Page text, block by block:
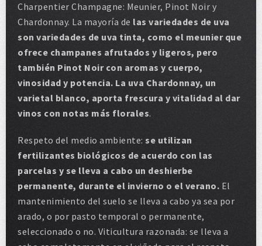
Charpentier Champagne: Meunier, Pinot Noir y
Chardonnay. La mayoría de las variedades de uva
son variedades de uva tinta, como el meunier que
ofrece champanes afrutados y ligeros, pero
también Pinot Noir con aromas y cuerpo,
vinosidad y potencia. La uva Chardonnay, un
varietal blanco, aporta frescura y vitalidad al dar
vinos con notas más florales.
Respeto del medio ambiente: se utilizan
fertilizantes biológicos de acuerdo con las
parcelas y se lleva a cabo un deshierbe
permanente, durante el invierno o el verano. El
mantenimiento del suelo se lleva a cabo ya sea por
arado, o por pasto temporal o permanente,
seleccionado o no. Viticultura razonada: se lleva a